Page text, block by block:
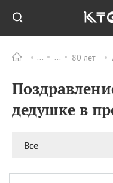
80 лет
дедушке в
Все